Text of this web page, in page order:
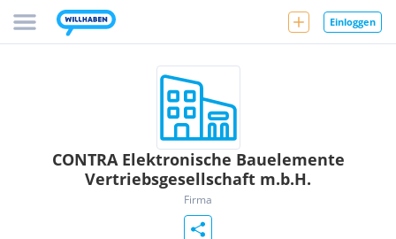
Einloggen
CONTRA Elektronische Bauelemente
Vertriebsgesellschaft m.b.H.
Firma